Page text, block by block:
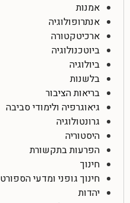
אמנות
אנתרופולוגיה
ארכיטקטורה
ביוטכנולוגיה
ביולוגיה
בלשנות
בריאות הציבור
גיאוגרפיה ולימודי סביבה
גרונטולוגיה
היסטוריה
הפרעות בתקשורת
חינוך
חינוך גופני ומדעי הספורט
יהדות